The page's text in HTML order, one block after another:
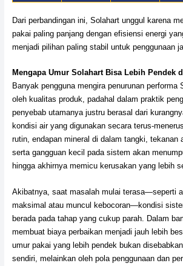
Dari perbandingan ini, Solahart unggul karena
pakai paling panjang dengan efisiensi energi
menjadi pilihan paling stabil untuk penggunaan
Mengapa Umur Solahart Bisa Lebih Pendek
Banyak pengguna mengira penurunan performa
oleh kualitas produk, padahal dalam praktik
penyebab utamanya justru berasal dari
kondisi air yang digunakan secara terus-
rutin, endapan mineral di dalam tangki, tekanan
serta gangguan kecil pada sistem akan
hingga akhirnya memicu kerusakan yang lebih
Akibatnya, saat masalah mulai terasa—seperti
maksimal atau muncul kebocoran—kondisi
berada pada tahap yang cukup parah. Dalam
membuat biaya perbaikan menjadi jauh lebih
umur pakai yang lebih pendek bukan
sendiri, melainkan oleh pola penggunaan dan